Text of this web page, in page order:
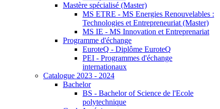
Mastère spécialisé (Master)
MS ETRE - MS Energies Renouvelables :
Technologies et Entrepreneuriat (Master)
MS IE - MS Innovation et Entreprenariat
Programme d'échange
EuroteQ - Diplôme EuroteQ
PEI - Programmes d'échange
internationaux
Catalogue 2023 - 2024
Bachelor
BS - Bachelor of Science de l'Ecole
polytechnique